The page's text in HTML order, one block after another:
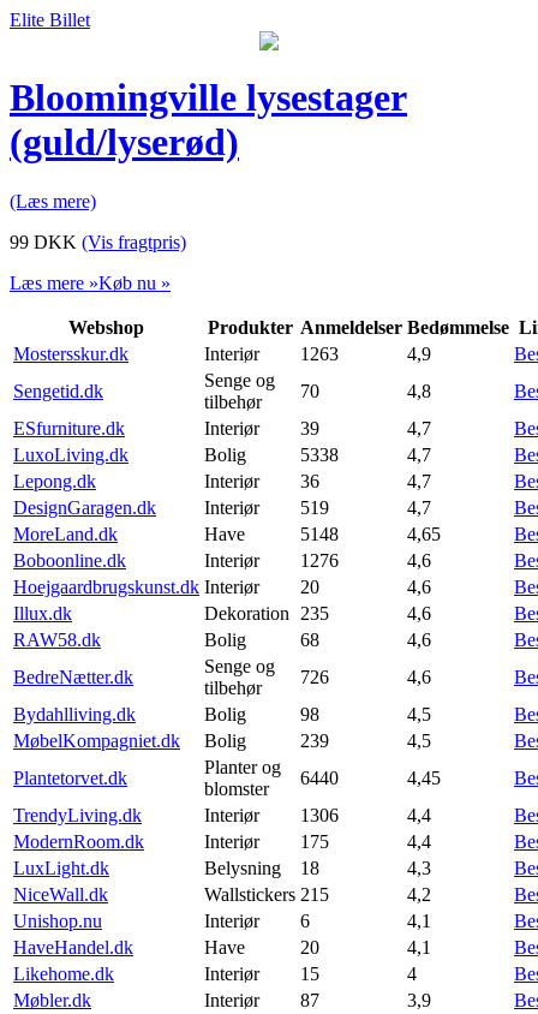
Elite Billet
Bloomingville lysestager
(guld/lyserød)
(Læs mere)
99 DKK (Vis fragtpris)
Læs mere »Køb nu »
Webshop Produkter Anmeldelser Bedømmelse
Mostersskur.dk
Interiør 1263 4,9
Sengetid.dk
Senge og
tilbehør
70 4,8
ESfurniture.dk
Interiør 39 4,7
LuxoLiving.dk
Bolig 5338 4,7
Lepong.dk
Interiør 36 4,7
DesignGaragen.dk
Interiør 519 4,7
MoreLand.dk
Have 5148 4,65
Boboonline.dk
Interiør 1276 4,6
Hoejgaardbrugskunst.dk Interiør 20 4,6
Illux.dk
Dekoration 235 4,6
RAW58.dk
Bolig 68 4,6
BedreNætter.dk
Senge og
tilbehør
726 4,6
Bydahlliving.dk
Bolig 98 4,5
MøbelKompagniet.dk
Bolig 239 4,5
Plantetorvet.dk
Planter og
blomster
6440 4,45
TrendyLiving.dk
Interiør 1306 4,4
ModernRoom.dk
Interiør 175 4,4
LuxLight.dk
Belysning 18 4,3
NiceWall.dk
Wallstickers 215 4,2
Unishop.nu
Interiør 6 4,1
HaveHandel.dk
Have 20 4,1
Likehome.dk
Interiør 15 4
Møbler.dk
Interiør 87 3,9